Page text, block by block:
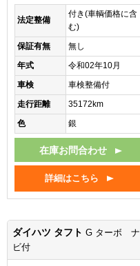
法定整備
付き(車輌価格に含
む)
保証有無
無し
年式
令和02年10月
車検
車検整備付
走行距離
35172km
色
銀
在庫お問合わせ
詳細はこちら
ダイハツ タフト G ターボ ナ
ビ付